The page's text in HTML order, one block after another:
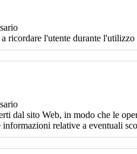
ricordare l'utente durante
dal sito Web, in modo che le
relative a eventuali